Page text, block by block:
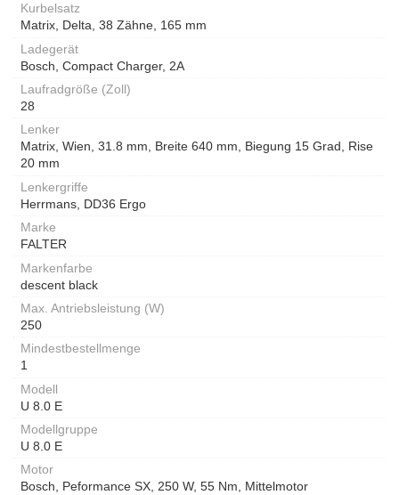
Kurbelsatz
Matrix, Delta, 38 Zähne, 165 mm
Ladegerät
Bosch, Compact Charger, 2A
Laufradgröße (Zoll)
28
Lenker
Matrix, Wien, 31.8 mm, Breite 640 mm, Biegung 15 Grad, Rise
20 mm
Lenkergriffe
Herrmans, DD36 Ergo
Marke
FALTER
Markenfarbe
descent black
Max. Antriebsleistung (W)
250
Mindestbestellmenge
1
Modell
U 8.0 E
Modellgruppe
U 8.0 E
Motor
Bosch, Peformance SX, 250 W, 55 Nm, Mittelmotor